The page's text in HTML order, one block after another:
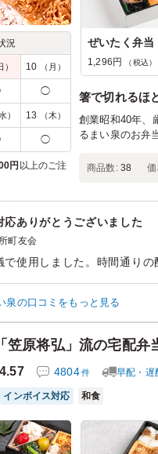
況
） 10 （月）
◯
） 13 （木）
◯
円 以上のご注
1,296円 （税込）
箸で切れるほ
創業昭和40年、
るまい泉のお弁
商品数: 38
応ありがとうございました
町友会
で使用しました。時間通り
会議・セミナー›会議
60代以上 男女比： 男性多め
泉の口コミをもっと見る
笠原将弘」流の宅配弁
4.57 4804件 早配・遅
インボイス対応 和食